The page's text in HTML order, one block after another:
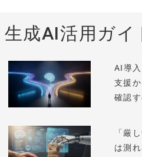
生成AI活用ガイ
AI導
支援
確認
「厳
は測